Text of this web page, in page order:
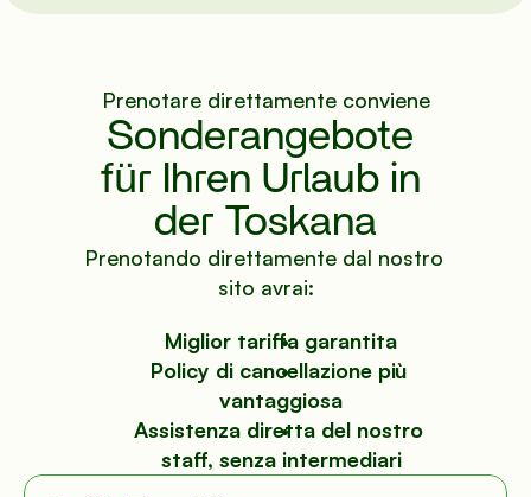
© Mugello Verde
der Browserfunktion. Informieren Sie sich, wie wir
Prenotare direttamente conviene
Sonderangebote
für Ihren Urlaub in
der Toskana
Prenotando direttamente dal nostro
sito avrai:
Miglior tariffa garantita
Policy di cancellazione più
vantaggiosa
Assistenza diretta del nostro
staff, senza intermediari